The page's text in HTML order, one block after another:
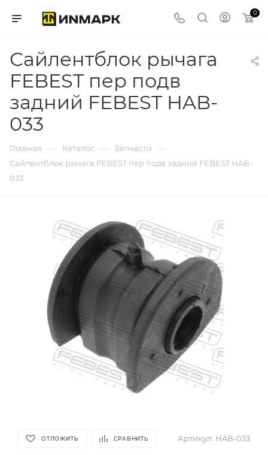
0
Сайлентблок рычага
FEBEST пер подв
задний FEBEST HAB-
033
Главная — Каталог — Запчасти —
Сайлентблок рычага FEBEST пер подв задний FEBEST HAB-
033
ОТЛОЖИТЬ СРАВНИТЬ Артикул: HAB-033